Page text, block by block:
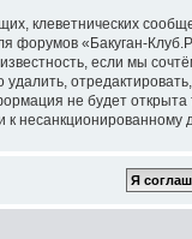
клеветнических
форумов «Бакуган-
если мы
не будет
несанкционированному